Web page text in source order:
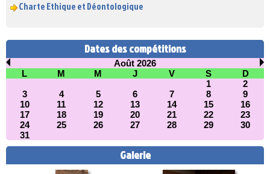
Dates des compétitions
Août 2026
L
M M J V S
D
1
2
3
4 5 6 7 8
9
10
11 12 13 14 15
16
17
18 19 20 21 22
23
24
25 26 27 28 29
30
31
Galerie